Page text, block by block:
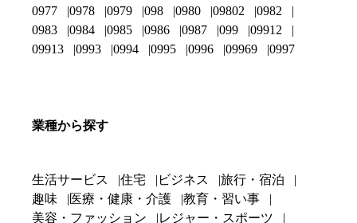
0977
0978 0979 098 0980 09802
0982
0983
0984 0985 0986 0987 099
09912
09913
0993 0994 0995 0996 09969 0997
業種から探す
生活サービス 住宅 ビジネス
旅行・宿泊
趣味
医療・健康・介護
教育・習い事
美容・ファッション
レジャー・スポーツ